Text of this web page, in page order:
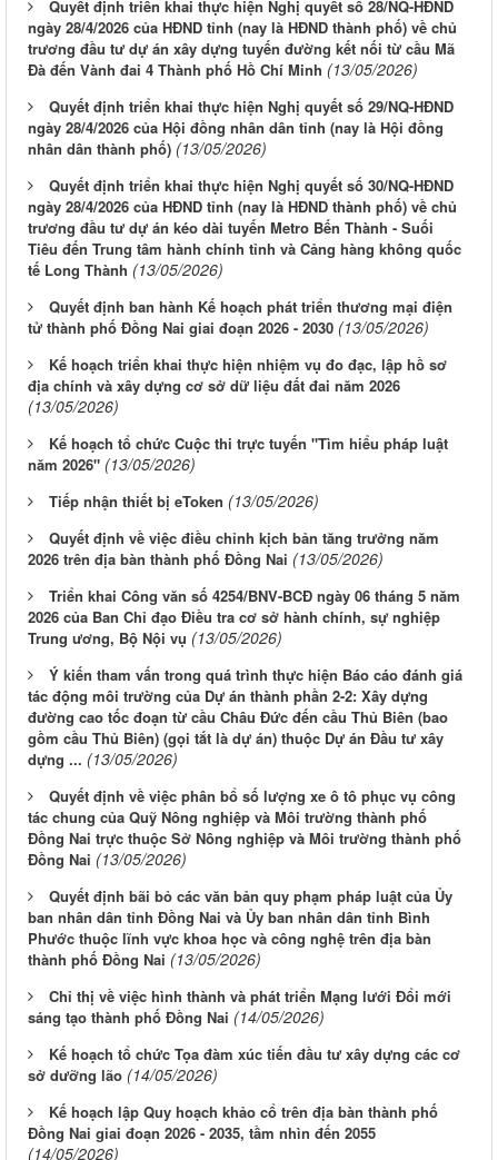
Quyết định triển khai thực hiện Nghị quyết số 28/NQ-HĐND
ngày 28/4/2026 của HĐND tỉnh (nay là HĐND thành phố) về chủ
trương đầu tư dự án xây dựng tuyến đường kết nối từ cầu Mã
Đà đến Vành đai 4 Thành phố Hồ Chí Minh (13/05/2026)
Quyết định triển khai thực hiện Nghị quyết số 29/NQ-HĐND
ngày 28/4/2026 của Hội đồng nhân dân tỉnh (nay là Hội đồng
nhân dân thành phố) (13/05/2026)
Quyết định triển khai thực hiện Nghị quyết số 30/NQ-HĐND
ngày 28/4/2026 của HĐND tỉnh (nay là HĐND thành phố) về chủ
trương đầu tư dự án kéo dài tuyến Metro Bến Thành - Suối
Tiêu đến Trung tâm hành chính tỉnh và Cảng hàng không quốc
tế Long Thành (13/05/2026)
Quyết định ban hành Kế hoạch phát triển thương mại điện
tử thành phố Đồng Nai giai đoạn 2026 - 2030 (13/05/2026)
Kế hoạch triển khai thực hiện nhiệm vụ đo đạc, lập hồ sơ
địa chính và xây dựng cơ sở dữ liệu đất đai năm 2026
(13/05/2026)
Kế hoạch tổ chức Cuộc thi trực tuyến "Tìm hiểu pháp luật
năm 2026" (13/05/2026)
Tiếp nhận thiết bị eToken (13/05/2026)
Quyết định về việc điều chỉnh kịch bản tăng trưởng năm
2026 trên địa bàn thành phố Đồng Nai (13/05/2026)
Triển khai Công văn số 4254/BNV-BCĐ ngày 06 tháng 5 năm
2026 của Ban Chỉ đạo Điều tra cơ sở hành chính, sự nghiệp
Trung ương, Bộ Nội vụ (13/05/2026)
Ý kiến tham vấn trong quá trình thực hiện Báo cáo đánh giá
tác động môi trường của Dự án thành phần 2-2: Xây dựng
đường cao tốc đoạn từ cầu Châu Đức đến cầu Thủ Biên (bao
gồm cầu Thủ Biên) (gọi tắt là dự án) thuộc Dự án Đầu tư xây
dựng ... (13/05/2026)
Quyết định về việc phân bổ số lượng xe ô tô phục vụ công
tác chung của Quỹ Nông nghiệp và Môi trường thành phố
Đồng Nai trực thuộc Sở Nông nghiệp và Môi trường thành phố
Đồng Nai (13/05/2026)
Quyết định bãi bỏ các văn bản quy phạm pháp luật của Ủy
ban nhân dân tỉnh Đồng Nai và Ủy ban nhân dân tỉnh Bình
Phước thuộc lĩnh vực khoa học và công nghệ trên địa bàn
thành phố Đồng Nai (13/05/2026)
Chỉ thị về việc hình thành và phát triển Mạng lưới Đổi mới
sáng tạo thành phố Đồng Nai (14/05/2026)
Kế hoạch tổ chức Tọa đàm xúc tiến đầu tư xây dựng các cơ
sở dưỡng lão (14/05/2026)
Kế hoạch lập Quy hoạch khảo cổ trên địa bàn thành phố
Đồng Nai giai đoạn 2026 - 2035, tầm nhìn đến 2055
(14/05/2026)